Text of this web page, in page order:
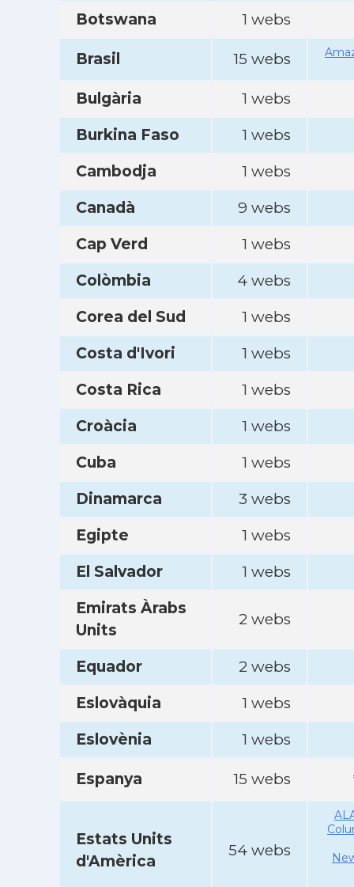
Botswana
1 webs
Brasil 15 webs
Bulgària
1 webs
Burkina Faso
1 webs
Cambodja
1 webs
Canadà
9 webs
Cap Verd
1 webs
Colòmbia
4 webs
Corea del Sud
1 webs
Costa d'Ivori
1 webs
Costa Rica
1 webs
Croàcia
1 webs
Cuba
1 webs
Dinamarca
3 webs
Egipte
1 webs
El Salvador
1 webs
Emirats Àrabs
Units
2 webs
Equador
2 webs
Eslovàquia
1 webs
Eslovènia
1 webs
Espanya 15 webs
Estats Units
d'Amèrica
54 webs